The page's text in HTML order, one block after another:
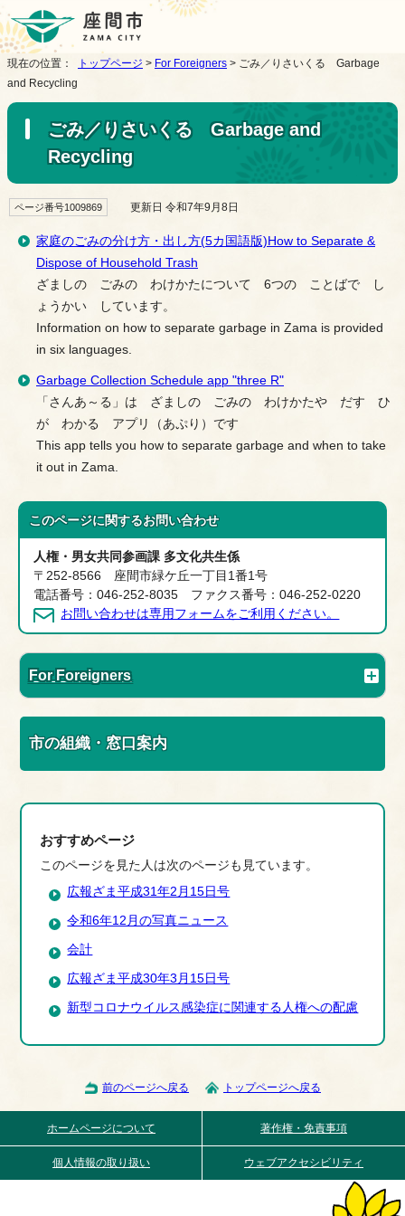
現在の位置： トップページ > For Foreigners > ごみ／りさいくる Garbage
and Recycling
ごみ／りさいくる Garbage and
Recycling
ページ番号1009869 更新日 令和7年9月8日
家庭のごみの分け方・出し方(5カ国語版)How to Separate &
Dispose of Household Trash
ざましの ごみの わけかたについて 6つの ことばで し
ょうかい しています。
Information on how to separate garbage in Zama is provided
in six languages.
Garbage Collection Schedule app "three R"
「さんあ～る」は ざましの ごみの わけかたや だす ひ
が わかる アプリ（あぷり）です
This app tells you how to separate garbage and when to take
it out in Zama.
このページに関するお問い合わせ
人権・男女共同参画課 多文化共生係
〒252-8566 座間市緑ケ丘一丁目1番1号
電話番号：046-252-8035 ファクス番号：046-252-0220
お問い合わせは専用フォームをご利用ください。
For Foreigners
市の組織・窓口案内
おすすめページ
このページを見た人は次のページも見ています。
広報ざま平成31年2月15日号
令和6年12月の写真ニュース
会計
広報ざま平成30年3月15日号
新型コロナウイルス感染症に関連する人権への配慮
前のページへ戻る トップページへ戻る
ホームページについて 著作権・免責事項
個人情報の取り扱い ウェブアクセシビリティ